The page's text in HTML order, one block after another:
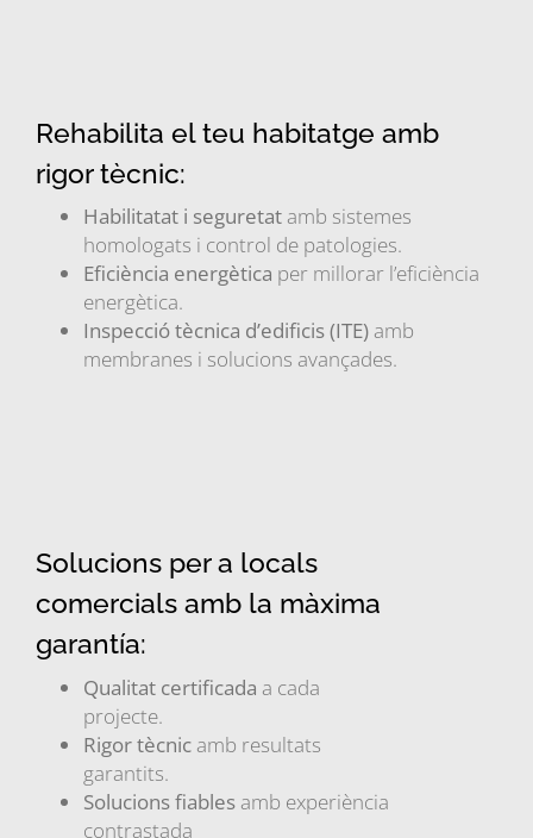
Rehabilita el teu habitatge amb
rigor tècnic:
Habilitatat i seguretatamb sistemes
homologats i control de patologies.
Eficiència energètica per millorar l’eficiència
energètica.
Inspecció tècnica d’edificis (ITE)amb
membranes i solucions avançades.
Solucions per a locals
comercials amb la màxima
garantía:
Qualitat certificada a cada
projecte.
Rigor tècnicamb resultats
garantits.
Solucions fiablesamb experiència
contrastada